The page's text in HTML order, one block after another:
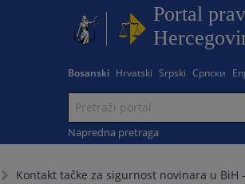
Portal
Bosanski Hrvatski Srpski Српски
Napredna pretraga
Kontakt tačke za sigurnost novinara u BiH